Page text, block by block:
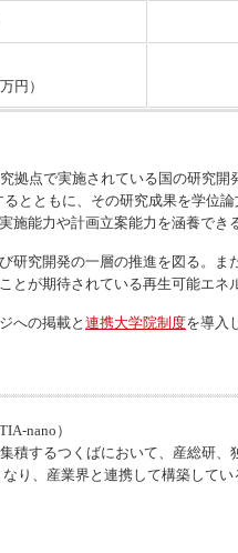
円）
拠点で実施されている国の研究開
とともに、その研究成果を学位
施能力や計画立案能力を涵養でき
研究開発の一層の推進を図る。ま
が期待されている再生可能エネ
への掲載と 連携大学院制度を導入
nano）
積するつくばにおいて、産総研
り、産業界と連携して構築して